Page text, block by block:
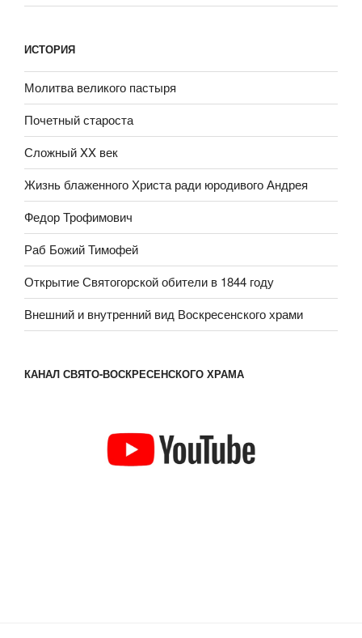
ИСТОРИЯ
Молитва великого пастыря
Почетный староста
Сложный XX век
Жизнь блаженного Христа ради юродивого Андрея
Федор Трофимович
Раб Божий Тимофей
Открытие Святогорской обители в 1844 году
Внешний и внутренний вид Воскресенского храми
КАНАЛ СВЯТО-ВОСКРЕСЕНСКОГО ХРАМА